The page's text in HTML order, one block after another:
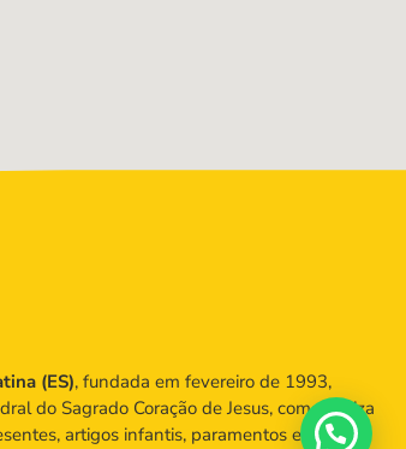
(ES), fundada em fevereiro de 1993,
do Sagrado Coração de Jesus, comercializa
artigos infantis, paramentos e objetos